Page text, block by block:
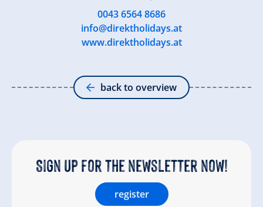
0043 6564 8686
info@direktholidays.at
www.direktholidays.at
back to overview
Sign up for the newsletter now!
register